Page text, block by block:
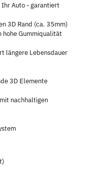
Auto - garantiert
3D Rand (ca. 35mm)
Gummiqualität
längere Lebensdauer
3D Elemente
nachhaltigen